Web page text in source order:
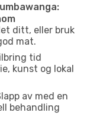
ditt, eller bruk
mat.
tid
kunst og lokal
av med en
behandling